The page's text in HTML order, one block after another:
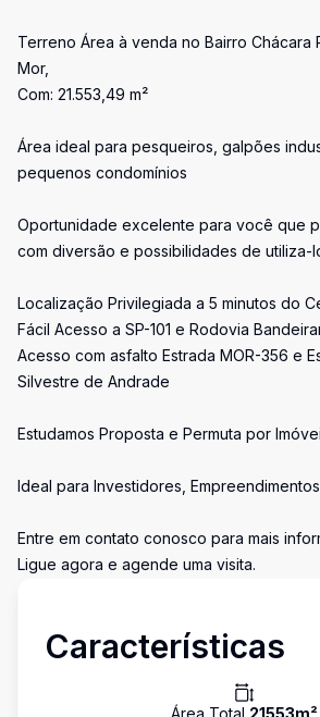
Terreno Área à venda no Bairro Chácara
Mor,
Com: 21.553,49 m²
Área ideal para pesqueiros, galpões
pequenos condomínios
Oportunidade excelente para você que
com diversão e possibilidades de utiliza-
Localização Privilegiada a 5 minutos do
Fácil Acesso a SP-101 e Rodovia
Acesso com asfalto Estrada MOR-356 e
Silvestre de Andrade
Estudamos Proposta e Permuta por
Ideal para Investidores,
Entre em contato conosco para mais
Ligue agora e agende uma visita.
Características
Área Total 21553m²